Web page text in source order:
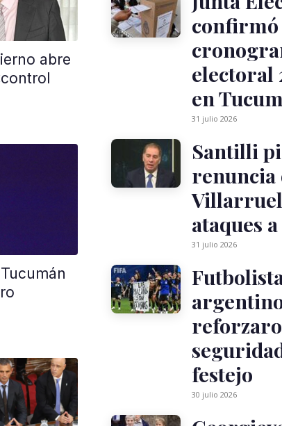
abre
confirmó
electoral
en
31 julio 2026
Santilli
renuncia
ataques
31 julio 2026
festejo
30 julio 2026